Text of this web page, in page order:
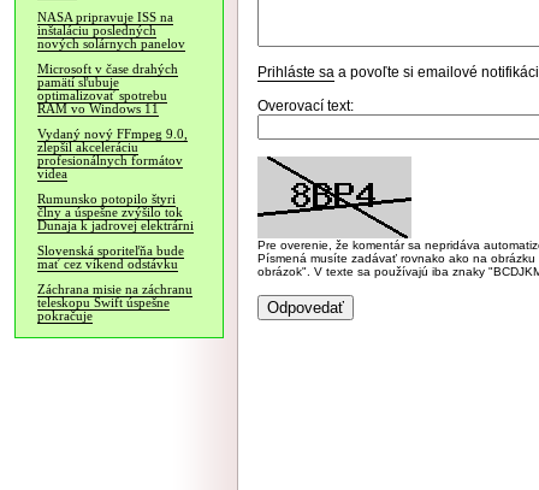
NASA pripravuje ISS na
inštaláciu posledných
nových solárnych panelov
Microsoft v čase drahých
pamätí sľubuje
optimalizovať spotrebu
RAM vo Windows 11
Vydaný nový FFmpeg 9.0,
zlepšil akceleráciu
profesionálnych formátov
videa
Rumunsko potopilo štyri
člny a úspešne zvýšilo tok
Dunaja k jadrovej elektrárni
Slovenská sporiteľňa bude
mať cez víkend odstávku
Záchrana misie na záchranu
teleskopu Swift úspešne
pokračuje
Prihláste sa a povoľte si emailové
Overovací text:
Pre overenie, že komentár sa nepridáva
Písmená musíte zadávať rovnako ako na
obrázok". V texte sa používajú iba znaky